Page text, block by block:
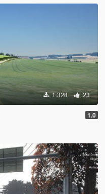
1.328 23
1.0